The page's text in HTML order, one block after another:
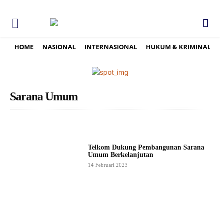
HOME NASIONAL INTERNASIONAL HUKUM & KRIMINAL
Sarana Umum
Telkom Dukung Pembangunan Sarana
Umum Berkelanjutan
14 Februari 2023